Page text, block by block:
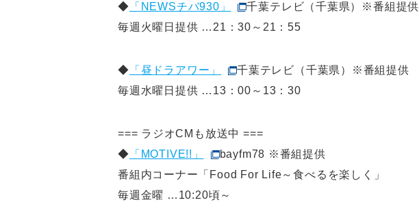
◆ 「NEWSチバ930」
千葉テレビ（千葉県）※番組提供
毎週火曜日提供 …21：30～21：55
◆ 「昼ドラアワー」
千葉テレビ（千葉県）※番組提供
毎週水曜日提供 …13：00～13：30
=== ラジオCMも放送中 ===
◆ 「MOTIVE!!」
bayfm78 ※番組提供
番組内コーナー「Food For Life～食べるを楽しく」
毎週金曜 …10:20頃～